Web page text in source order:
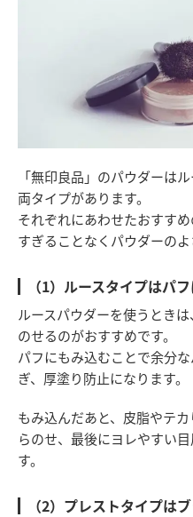
「無印良品」のパウダーは
両タイプがあります。
それぞれにあわせたおすす
すぎることなくパウダーのよ
（1）ルースタイプはパ
ルースパウダーを使うとき
のせるのがおすすめです。
パフにもみ込むことで余分
ぎ、厚塗り防止になります。
もみ込んだあと、皮脂やテ
らのせ、最後にヨレやすい
す。
（2）プレストタイプは